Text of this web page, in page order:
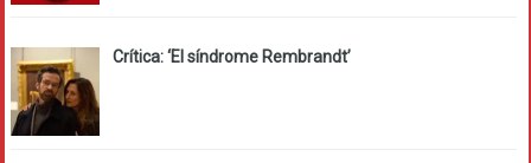
Crítica: ‘El síndrome Rembrandt’